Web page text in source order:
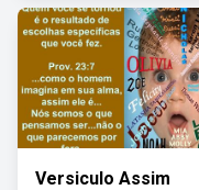
Versiculo Assim